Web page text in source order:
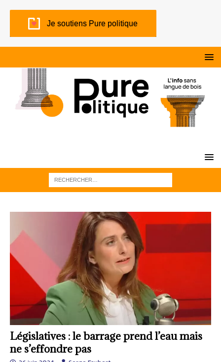
Je soutiens Pure politique
Législatives : le barrage prend l’eau mais
ne s’effondre pas